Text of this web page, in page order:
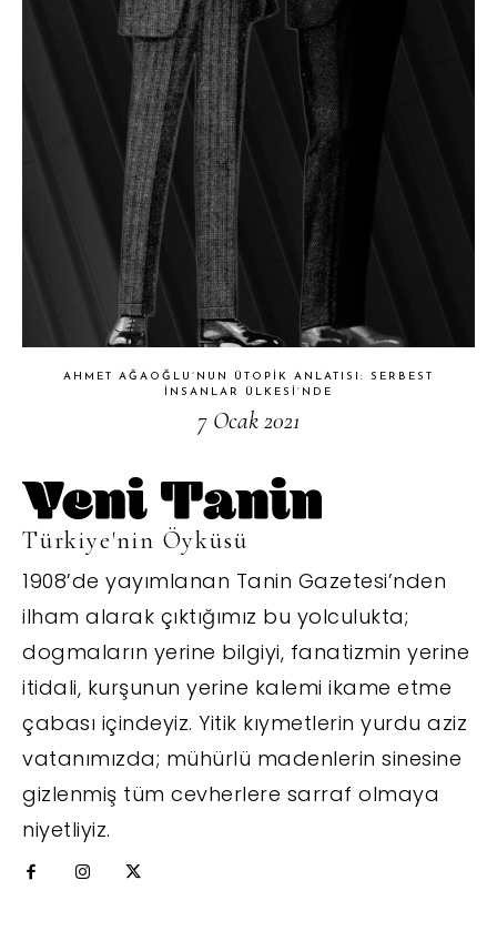
AHMET AĞAOĞLU’NUN ÜTOPIK ANLATISI: SERBEST
İNSANLAR ÜLKESI’NDE
7 Ocak 2021
Türkiye'nin Öyküsü
1908’de yayımlanan Tanin Gazetesi’nden
ilham alarak çıktığımız bu yolculukta;
dogmaların yerine bilgiyi, fanatizmin yerine
itidali, kurşunun yerine kalemi ikame etme
çabası içindeyiz. Yitik kıymetlerin yurdu aziz
vatanımızda; mühürlü madenlerin sinesine
gizlenmiş tüm cevherlere sarraf olmaya
niyetliyiz.